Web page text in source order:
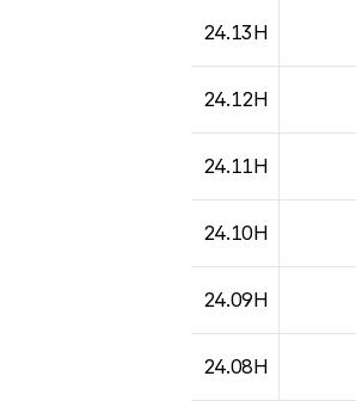
24.13H
24.12H
24.11H
24.10H
24.09H
24.08H